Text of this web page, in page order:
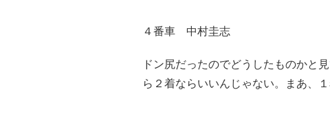
４番車 中村圭志
ドン尻だったのでどうしたものかと
ら２着ならいいんじゃない。まあ、